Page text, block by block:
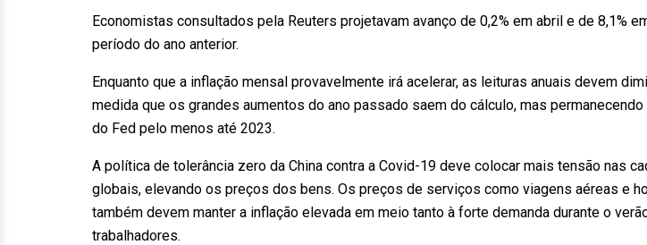
Economistas consultados pela Reuters projetavam avanço de 0,2% em abril e de 8,1%
período do ano anterior.
Enquanto que a inflação mensal provavelmente irá acelerar, as leituras anuais devem
medida que os grandes aumentos do ano passado saem do cálculo, mas permanecendo
do Fed pelo menos até 2023.
A política de tolerância zero da China contra a Covid-19 deve colocar mais tensão nas
globais, elevando os preços dos bens. Os preços de serviços como viagens aéreas e
também devem manter a inflação elevada em meio tanto à forte demanda durante o
trabalhadores.